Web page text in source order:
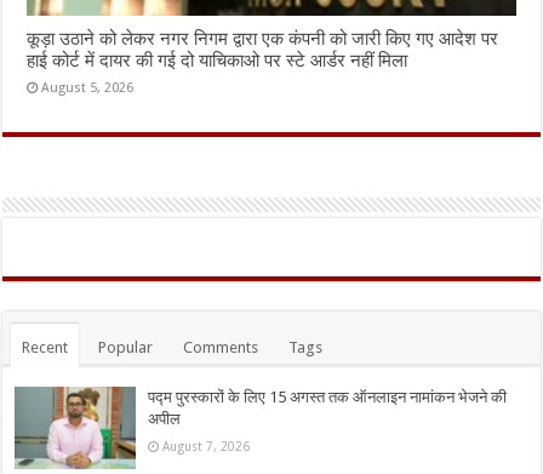
कूड़ा उठाने को लेकर नगर निगम द्वारा एक कंपनी को जारी किए गए आदेश पर
हाई कोर्ट में दायर की गई दो याचिकाओ पर स्टे आर्डर नहीं मिला
August 5, 2026
Recent Popular Comments Tags
पद्म पुरस्कारों के लिए 15 अगस्त तक ऑनलाइन नामांकन भेजने की
अपील
August 7, 2026